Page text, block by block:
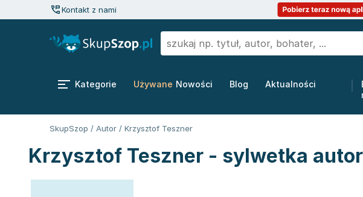
Kontakt z nami
Kategorie Używane Nowości Blog Aktualności
SkupSzop / Autor / Krzysztof Teszner
Krzysztof Teszner - sylwetka